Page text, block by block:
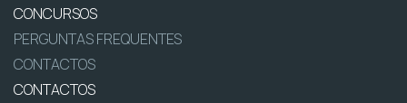
CONCURSOS
PERGUNTAS FREQUENTES
CONTACTOS
CONTACTOS